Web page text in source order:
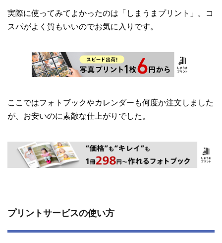
実際に使ってみてよかったのは「しまうまプリント」。コ
スパがよく質もいいのでお気に入りです。
ここではフォトブックやカレンダーも何度か注文しました
が、お安いのに素敵な仕上がりでした。
プリントサービスの使い方